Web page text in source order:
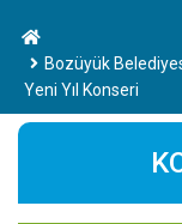
Bozüyük
Yeni Yıl Konseri